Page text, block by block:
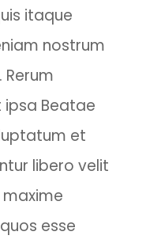
itaque
nostrum
Beatae
et
libero velit
esse